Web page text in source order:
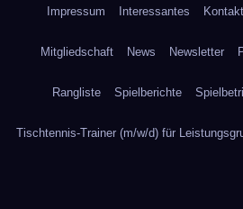
Impressum Interessantes Kontakt
Mitgliedschaft News Newsletter
Rangliste Spielberichte
Tischtennis-Trainer (m/w/d) für